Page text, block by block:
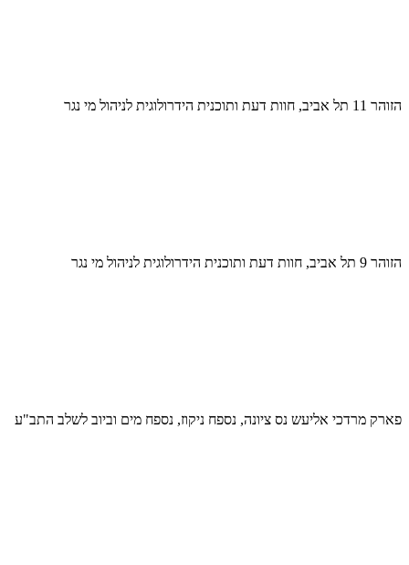
הזוהר 11 תל אביב, חוות דעת ותוכנית הידרולוגית לניהול מי נגר
הזוהר 9 תל אביב, חוות דעת ותוכנית הידרולוגית לניהול מי נגר
פארק מרדכי אליעש נס ציונה, נספח ניקוז, נספח מים וביוב לשלב התב"ע